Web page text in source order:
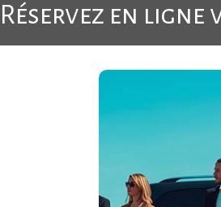
Réservez en